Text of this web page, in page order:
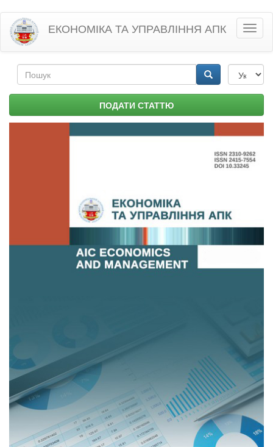
Перейти
основного
матеріалу
ЕКОНОМІКА ТА УПРАВЛІННЯ АПК
Пошукова
форма ПОДАТИ СТАТТЮ